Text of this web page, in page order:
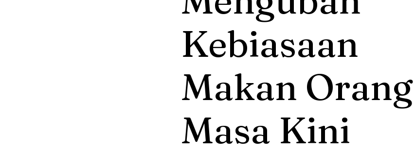
Kebiasaan
Makan Orang
Masa Kini